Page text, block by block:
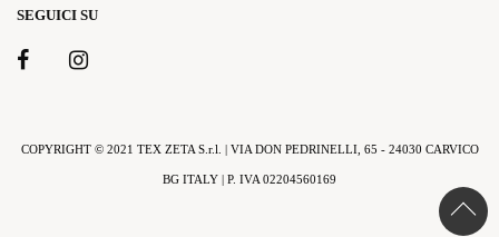
SEGUICI SU
COPYRIGHT © 2021 TEX ZETA S.r.l. | VIA DON PEDRINELLI, 65 - 24030 CARVICO
BG ITALY | P. IVA 02204560169